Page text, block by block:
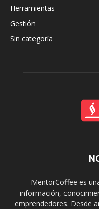
Herramientas
Gestión
Sin categoría
MentorCoffee es
información,
emprendedores. Desde